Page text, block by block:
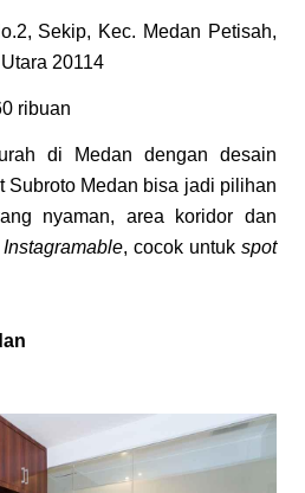
Sekip, Kec. Medan Petisah,
20114
ribuan
di Medan dengan desain
Subroto Medan bisa jadi pilihan
nyaman, area koridor dan
Instagramable, cocok untuk spot